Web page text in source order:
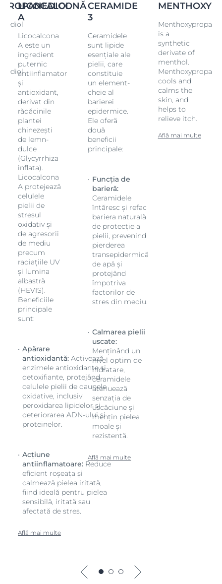
LICOCALCONĂ
A
Licocalcona
A este un
ingredient
puternic
antiinflamator
și
antioxidant,
derivat din
rădăcinile
plantei
chinezești
de lemn-
dulce
(Glycyrrhiza
inflata).
Licocalcona
A protejează
celulele
pielii de
stresul
oxidativ și
de agresorii
de mediu
precum
radiațiile UV
și lumina
albastră
(HEVIS).
Beneficiile
principale
sunt:
Apărare
antioxidantă:Activează
enzimele antioxidante și
detoxifiante, protejând
celulele pielii de daunele
oxidative, inclusiv
peroxidarea lipidelor și
deteriorarea ADN-ului și
proteinelor.
Acțiune
antiinflamatoare:Reduce
eficient roșeața și
calmează pielea iritată,
fiind ideală pentru pielea
sensibilă, iritată sau
afectată de stres.
Află mai multe
CERAMIDE
3
Ceramidele
sunt lipide
esențiale ale
pielii, care
constituie
un element-
cheie al
barierei
epidermice.
Ele oferă
două
beneficii
principale:
Funcția de
barieră:
Ceramidele
întăresc și refac
bariera naturală
de protecție a
pielii, prevenind
pierderea
transepidermică
de apă și
protejând
împotriva
factorilor de
stres din mediu.
Calmarea pielii
uscate:
Menținând un
nivel optim de
hidratare,
ceramidele
atenuează
senzația de
uscăciune și
mențin pielea
moale și
rezistentă.
Află mai multe
is a
synthetic
derivate of
menthol.
cools and
calms the
skin, and
helps to
relieve itch.
Află mai multe